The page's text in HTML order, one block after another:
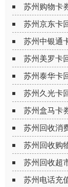
苏州购物卡
苏州京东卡
苏州中银通
苏州美罗卡
苏州泰华卡
苏州久光卡
苏州盒马卡
苏州回收消
苏州回收购
苏州回收超
苏州电话充